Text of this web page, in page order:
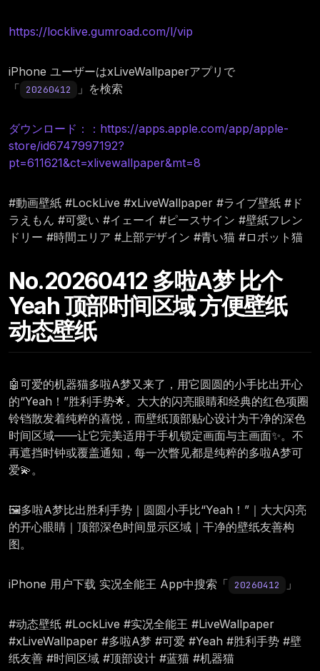
https://locklive.gumroad.com/l/vip
iPhone ユーザーはxLiveWallpaperアプリで
「 20260412 」を検索
ダウンロード：：https://apps.apple.com/app/apple-
store/id6747997192?
pt=611621&ct=xlivewallpaper&mt=8
#動画壁紙 #LockLive #xLiveWallpaper #ライブ壁紙 #ド
ラえもん #可愛い #イェーイ #ピースサイン #壁紙フレン
ドリー #時間エリア #上部デザイン #青い猫 #ロボット猫
No.20260412 多啦A梦 比个
Yeah 顶部时间区域 方便壁纸
动态壁纸
🤖可爱的机器猫多啦A梦又来了，用它圆圆的小手比出开心
的“Yeah！”胜利手势🌟。大大的闪亮眼睛和经典的红色项圈
铃铛散发着纯粹的喜悦，而壁纸顶部贴心设计为干净的深色
时间区域——让它完美适用于手机锁定画面与主画面✨。不
再遮挡时钟或覆盖通知，每一次瞥见都是纯粹的多啦A梦可
爱💫。
🖼️多啦A梦比出胜利手势｜圆圆小手比“Yeah！”｜大大闪亮
的开心眼睛｜顶部深色时间显示区域｜干净的壁纸友善构
图。
iPhone 用户下载 实况全能王 App中搜索「 20260412 」
#动态壁纸 #LockLive #实况全能王 #LiveWallpaper
#xLiveWallpaper #多啦A梦 #可爱 #Yeah #胜利手势 #壁
纸友善 #时间区域 #顶部设计 #蓝猫 #机器猫